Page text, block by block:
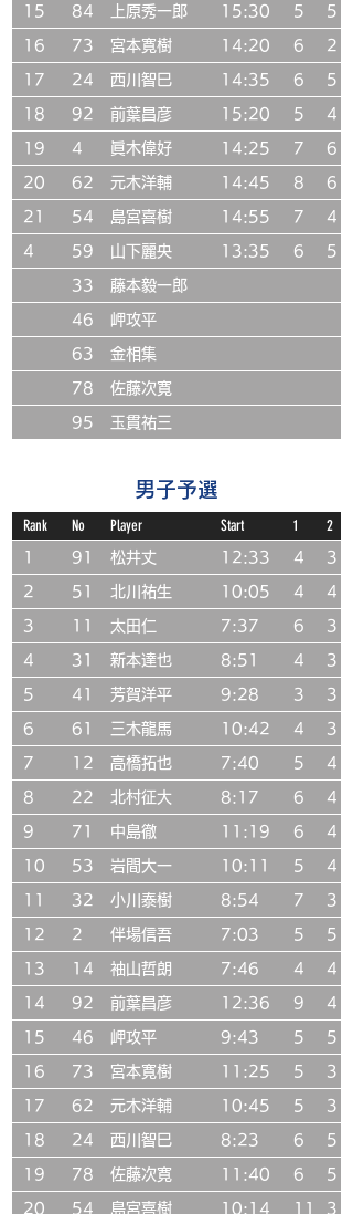
15 84 上原秀一郎 15:30 5 5
16 73 宮本寛樹 14:20 6 2
17 24 西川智巳 14:35 6 5
18 92 前葉昌彦 15:20 5 4
19 4 眞木偉好 14:25 7 6
20 62 元木洋輔 14:45 8 6
21 54 島宮喜樹 14:55 7 4
4 59 山下麗央 13:35 6 5
33 藤本毅一郎
46 岬攻平
63 金相集
78 佐藤次寛
95 玉貫祐三
男子予選
Rank No Player Start 1 2
1 91 松井丈 12:33 4 3
2 51 北川祐生 10:05 4 4
3 11 太田仁 7:37 6 3
4 31 新本達也 8:51 4 3
5 41 芳賀洋平 9:28 3 3
6 61 三木龍馬 10:42 4 3
7 12 高橋拓也 7:40 5 4
8 22 北村征大 8:17 6 4
9 71 中島徹 11:19 6 4
10 53 岩間大一 10:11 5 4
11 32 小川泰樹 8:54 7 3
12 2 伴場信吾 7:03 5 5
13 14 袖山哲朗 7:46 4 4
14 92 前葉昌彦 12:36 9 4
15 46 岬攻平 9:43 5 5
16 73 宮本寛樹 11:25 5 3
17 62 元木洋輔 10:45 5 3
18 24 西川智巳 8:23 6 5
19 78 佐藤次寛 11:40 6 5
20 54 島宮喜樹 10:14 11 3